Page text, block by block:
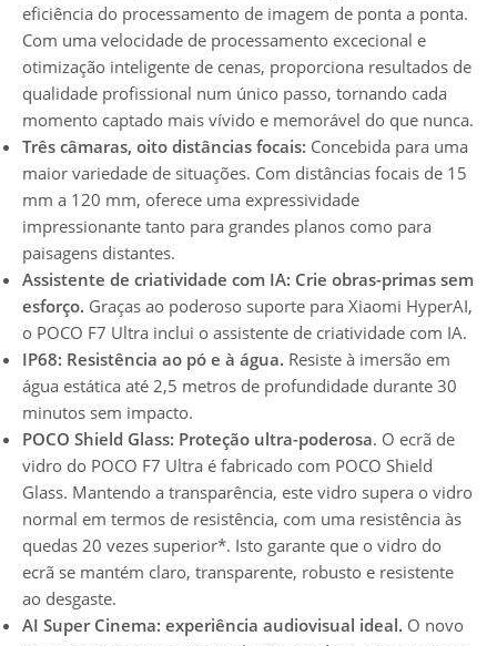
eficiência do processamento de imagem de ponta a ponta.
Com uma velocidade de processamento excecional e
otimização inteligente de cenas, proporciona resultados de
qualidade profissional num único passo, tornando cada
momento captado mais vívido e memorável do que nunca.
Três câmaras, oito distâncias focais: Concebida para uma
maior variedade de situações. Com distâncias focais de 15
mm a 120 mm, oferece uma expressividade
impressionante tanto para grandes planos como para
paisagens distantes.
Assistente de criatividade com IA: Crie obras-primas sem
esforço. Graças ao poderoso suporte para Xiaomi HyperAI,
o POCO F7 Ultra inclui o assistente de criatividade com IA.
IP68: Resistência ao pó e à água. Resiste à imersão em
água estática até 2,5 metros de profundidade durante 30
minutos sem impacto.
POCO Shield Glass: Proteção ultra-poderosa. O ecrã de
vidro do POCO F7 Ultra é fabricado com POCO Shield
Glass. Mantendo a transparência, este vidro supera o vidro
normal em termos de resistência, com uma resistência às
quedas 20 vezes superior*. Isto garante que o vidro do
ecrã se mantém claro, transparente, robusto e resistente
ao desgaste.
AI Super Cinema: experiência audiovisual ideal. O novo